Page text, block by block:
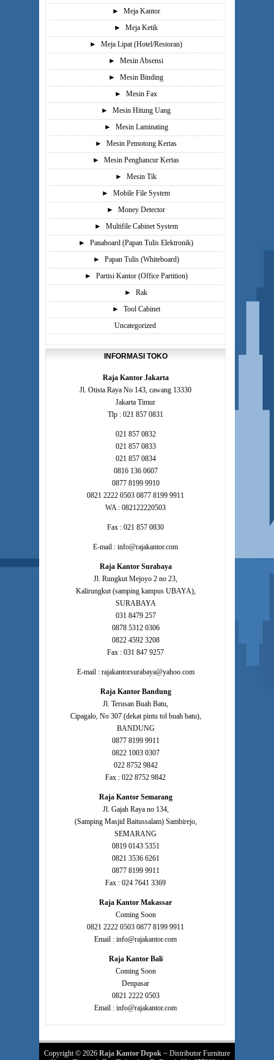
►
Meja Kantor
►
Meja Ketik
►
Meja Lipat (Hotel/Restoran)
►
Mesin Absensi
►
Mesin Binding
►
Mesin Fax
►
Mesin Hitung Uang
►
Mesin Laminating
►
Mesin Pemotong Kertas
►
Mesin Penghancur Kertas
►
Mesin Tik
►
Mobile File System
►
Money Detector
►
Multifile Cabinet System
►
Panaboard (Papan Tulis Elektronik)
►
Papan Tulis (Whiteboard)
►
Partisi Kantor (Office Partition)
►
Rak
►
Tool Cabinet
Uncategorized
INFORMASI TOKO
Raja Kantor Jakarta
Jl. Otista Raya No 143, cawang 13330
Jakarta Timur
Tlp : 021 857 0831
021 857 0832
021 857 0833
021 857 0834
0816 136 0607
0877 8199 9910
0821 2222 0503 0877 8199 9911
WA : 082122220503
Fax : 021 857 0830
E-mail : info@rajakantor.com
Raja Kantor Surabaya
Jl. Rungkut Mejoyo 2 no 23,
Kalirungkut (samping kampus UBAYA),
SURABAYA
031 8479 257
0878 5312 0306
0822 4592 3208
Fax : 031 847 9257
E-mail : rajakantorsurabaya@yahoo.com
Raja Kantor Bandung
Jl. Terusan Buah Batu,
Cipagalo, No 307 (dekat pintu tol buah batu),
BANDUNG
0877 8199 9911
0822 1003 0307
022 8752 9842
Fax : 022 8752 9842
Raja Kantor Semarang
Jl. Gajah Raya no 134,
(Samping Masjid Baitussalam) Sambirejo,
SEMARANG
0819 0143 5351
0821 3536 6261
0877 8199 9911
Fax : 024 7641 3369
Raja Kantor Makassar
Coming Soon
0821 2222 0503 0877 8199 9911
Email : info@rajakantor.com
Raja Kantor Bali
Coming Soon
Denpasar
0821 2222 0503
Email : info@rajakantor.com
Copyright © 2026 Raja Kantor Depok ~ Distributor Furniture